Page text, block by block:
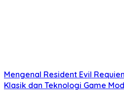
Mengenal Resident Evil
Klasik dan Teknologi Game